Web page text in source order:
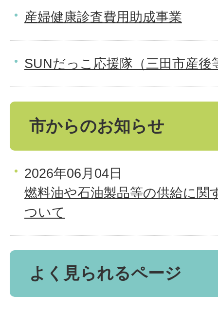
産婦健康診査費用助成事業
SUNだっこ応援隊（三田市産後
市からのお知らせ
2026年06月04日
燃料油や石油製品等の供給に関
ついて
よく見られるページ